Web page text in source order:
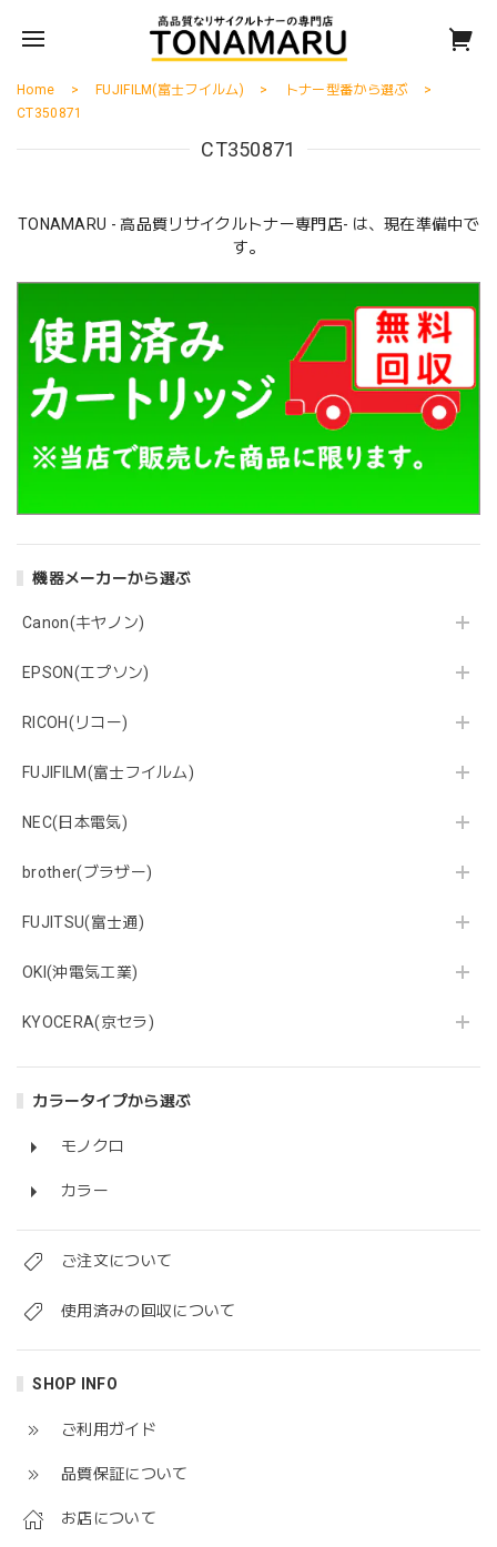
機器メーカーから選ぶ
Canon(キヤノン)
EPSON(エプソン)
RICOH(リコー)
FUJIFILM(富士フイルム)
NEC(日本電気)
brother(ブラザー)
FUJITSU(富士通)
OKI(沖電気工業)
KYOCERA(京セラ)
カラータイプから選ぶ
モノクロ
カラー
ご注文について
使用済みの回収について
SHOP INFO
ご利用ガイド
品質保証について
お店について
Home FUJIFILM(富士フイルム)
トナー型番から選ぶ
CT350871
CT350871
TONAMARU - 高品質リサイクルトナー専門店- は、現在準備中で
す。